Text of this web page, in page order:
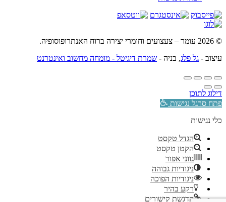
© 2026 עומר – צעצועים וחומרי יצירה ברוח האנתרופוסופיה.
עיצוב - גל פלג, בניה - שמרת דיגיטל - מומחה מחשוב ואינטרנט
דילוג לתוכן
פתח סרגל נגישות
כלי נגישות
הגדל טקסט
הקטן טקסט
גווני אפור
ניגודיות גבוהה
ניגודיות הפוכה
רקע בהיר
הדגשת קישורים